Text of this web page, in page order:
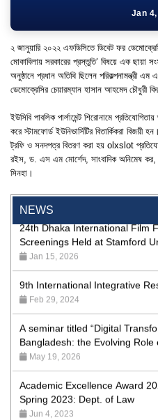
NEWS
"Professional Orientation"
Program
Jan 26, 2024
'রাজু বিতর্ক অঙ্গন' প্রতিযোগিতায় চ্যাম্পিয়ন
24th Dhaka International Film
Screenings Held at Stamford
Jan 15, 2026
9th International Integrative
Feb 29, 2024
A seminar titled “Digital
Bangladesh: the Evolving Role
May 19, 2026
Academic Excellence Award
Spring 2023: Dept. of Law
Jun 4, 2023
Jan
২ জানুয়ারি ২০২২ এফডিসিতে ডিবেট ফর
মোকাবিলায় সরকারের প্রস্তুতি’ বিষয়ে এক ছায়া
অনুষ্ঠানে প্রধান অতিথি ছিলেন পরিকল্পনামন্ত্রী
ডেমোক্রেসির চেয়ারম্যান হাসান আহমেদ চৌধুরী
ইউসিবি পাবলিক পার্লামেন্ট শিরোনামে
করে স্টামফোর্ড ইউনিভার্সিটির বিতার্কিকরা
ট্রফি ও সনদপত্র বিতরণ করা হয় olxslot
রইস, ড. এস এম মোর্শেদ, সাংবাদিক অনিমেষ কর,
সিনহা।